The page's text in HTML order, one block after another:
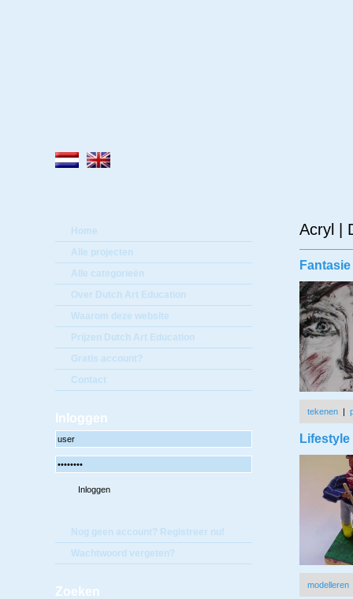
Home
Alle projecten
Alle categorieën
Over Dutch Art Education
Waarom deze website
Prijzen Dutch Art Education
Gratis account?
Contact
Inloggen
Nog geen account? Registreer nu!
Wachtwoord vergeten?
Zoeken
Acryl |
tekenen |
modelleren